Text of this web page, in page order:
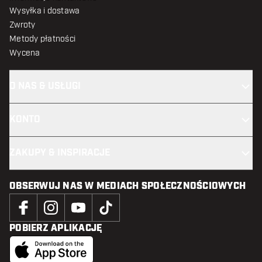
Wysyłka i dostawa
Zwroty
Metody płatności
Wycena
OBSERWUJ NAS W MEDIACH SPOŁECZNOŚCIOWYCH
POBIERZ APLIKACJĘ